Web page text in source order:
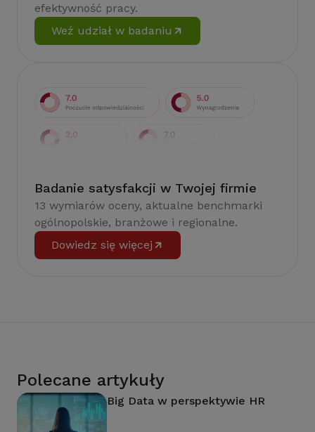
efektywność pracy.
Weź udział w badaniu
Badanie satysfakcji w Twojej firmie
13 wymiarów oceny, aktualne benchmarki
ogólnopolskie, branżowe i regionalne.
Dowiedz się więcej
Polecane artykuły
Big Data w perspektywie HR